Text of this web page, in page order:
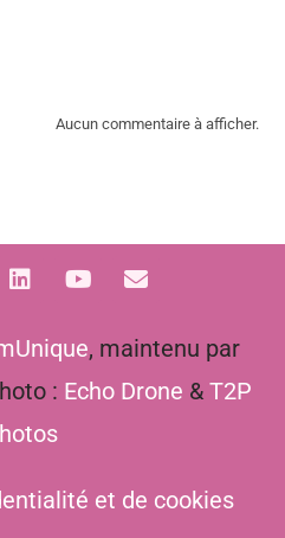
Aucun commentaire à afficher.
, maintenu par
: Echo Drone & T2P
et de cookies